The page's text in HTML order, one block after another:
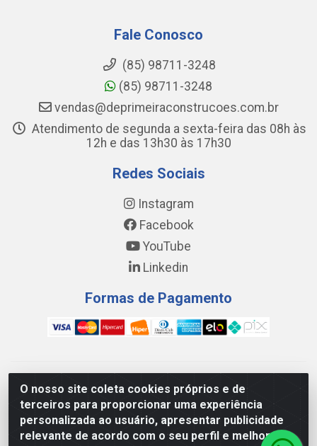
O nosso site coleta cookies próprios e de
terceiros para proporcionar uma experiência
personalizada ao usuário, apresentar publicidade
relevante de acordo com o seu perfil e melhorar a
Fale Conosco
(85) 98711-3248
(85) 98711-3248
vendas@deprimeiraconstrucoes.com.br
Atendimento de segunda a sexta-feira das 08h às
12h e das 13h30 às 17h30
Redes Sociais
Instagram
Facebook
YouTube
Linkedin
Formas de Pagamento
WING DISTRIBUIDORA COMÉRCIO E LOGÍSTICA DE MATERIAL
DE CONSTRUÇÕES LTDA - AV. DA INTEGRAÇÃO, 790 -
PATRÍCIA GOMES, CAUCAIA/CE - CEP 61.604-505 - CNPJ
17.523.384/0001-20